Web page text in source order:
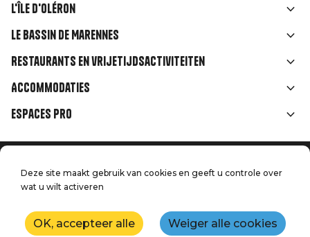
Liens
rubriques
L'île d'Oléron
Le Bassin de Marennes
Restaurants en vrijetijdsactiviteiten
Accommodaties
Espaces Pro
Menu
de
Home
Juridische informatie
Druk op
Neem contact met ons op
Kaart
Deze site maakt gebruik van cookies en geeft u controle over
wat u wilt activeren
OK, accepteer alle Weiger alle cookies